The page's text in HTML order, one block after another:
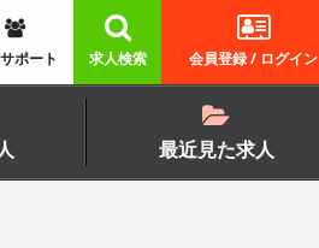
会員登録 / ログイン
求人検索
ポート
最近見た求人